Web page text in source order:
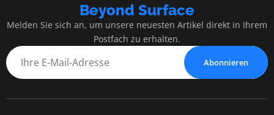
Beyond Surface
Melden Sie sich an, um unsere neuesten Artikel direkt in Ihrem
Postfach zu erhalten.
Abonnieren